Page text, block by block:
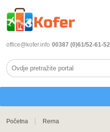
office@kofer.info 00387 (0)61/52-61-52
Početna Rerna